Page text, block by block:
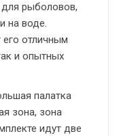
рыболовов,
на воде.
его отличным
и опытных
палатка
зона, зона
идут две